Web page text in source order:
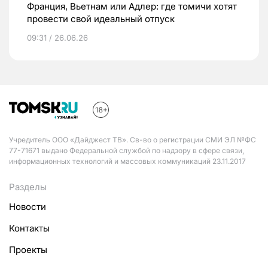
Франция, Вьетнам или Адлер: где томичи хотят
провести свой идеальный отпуск
09:31 / 26.06.26
Учредитель ООО «Дайджест ТВ». Св-во о регистрации СМИ ЭЛ №ФС
77-71671 выдано Федеральной службой по надзору в сфере связи,
информационных технологий и массовых коммуникаций 23.11.2017
Разделы
Новости
Контакты
Проекты